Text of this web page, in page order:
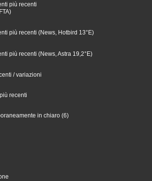
più recenti
più recenti (News, Hotbird 13°E)
più recenti (News, Astra 19,2°E)
/ variazioni
recenti
in chiaro (6)